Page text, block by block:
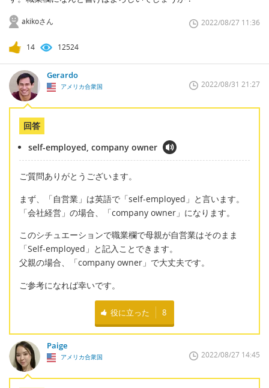
akikoさん 2022/08/27 11:36
14 12524
Gerardo
アメリカ合衆国 2022/08/31 21:27
回答
self-employed, company owner
ご質問ありがとうございます。
まず、「自営業」は英語で「self-employed」と言います。
「会社経営」の場合、「company owner」になります。
このシチュエーションで職業欄で母親が自営業はそのまま
「Self-employed」と記入ことできます。
父親の場合、「company owner」で大丈夫です。
ご参考になれば幸いです。
役に立った 8
Paige
アメリカ合衆国 2022/08/27 14:45